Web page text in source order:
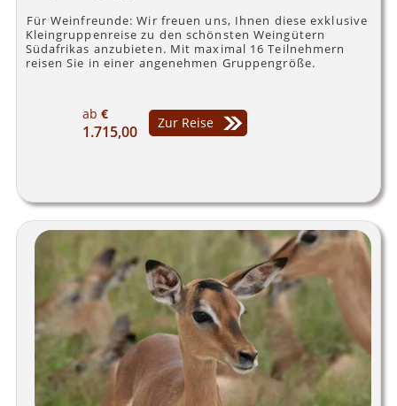
Für Weinfreunde: Wir freuen uns, Ihnen diese exklusive
Kleingruppenreise zu den schönsten Weingütern
Südafrikas anzubieten. Mit maximal 16 Teilnehmern
reisen Sie in einer angenehmen Gruppengröße.
ab €
1.715,00 Zur Reise